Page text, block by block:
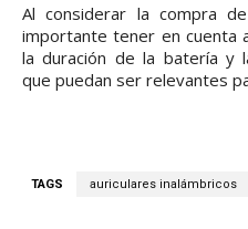
Al considerar la compra
importante tener en cuenta
la duración de la batería y
que puedan ser relevantes
TAGS auriculares inalámbricos